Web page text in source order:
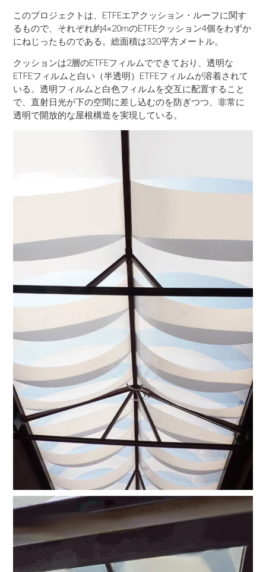
このプロジェクトは、ETFEエアクッション・ルーフに関す
るもので、それぞれ約4×20mのETFEクッション4個をわずか
にねじったものである。総面積は320平方メートル。
クッションは2層のETFEフィルムでできており、透明な
ETFEフィルムと白い（半透明）ETFEフィルムが溶着されて
いる。透明フィルムと白色フィルムを交互に配置すること
で、直射日光が下の空間に差し込むのを防ぎつつ、非常に
透明で開放的な屋根構造を実現している。